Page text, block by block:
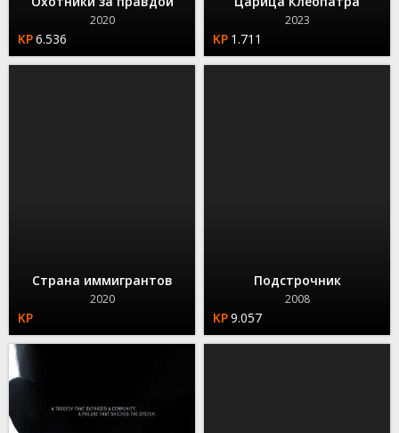
2020
6.536
2023
1.711
Страна иммигрантов
2020
Подстрочник
2008
9.057